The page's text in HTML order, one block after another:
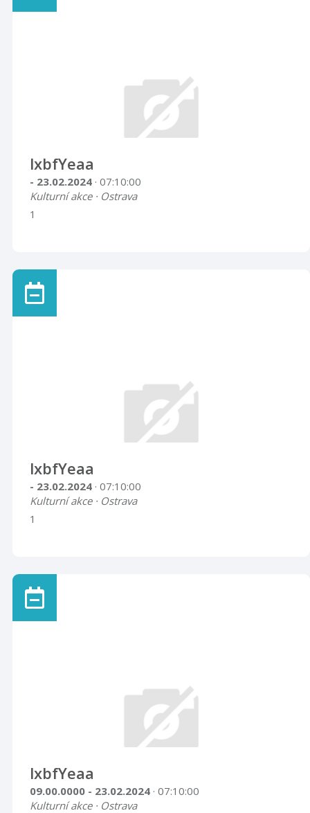
lxbfYeaa
- 23.02.2024 · 07:10:00
Kulturní akce · Ostrava
1
lxbfYeaa
- 23.02.2024 · 07:10:00
Kulturní akce · Ostrava
1
lxbfYeaa
09.00.0000 - 23.02.2024 · 07:10:00
Kulturní akce · Ostrava